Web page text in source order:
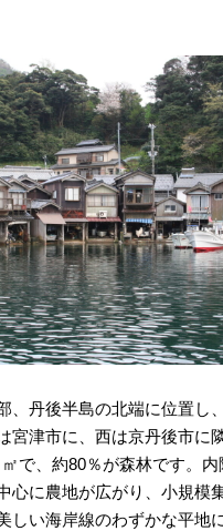
、丹後半島の北端に位置し
宮津市に、西は京丹後市に
で、約80％が森林です。内
心に農地が広がり、小規模
しい海岸線のわずかな平地